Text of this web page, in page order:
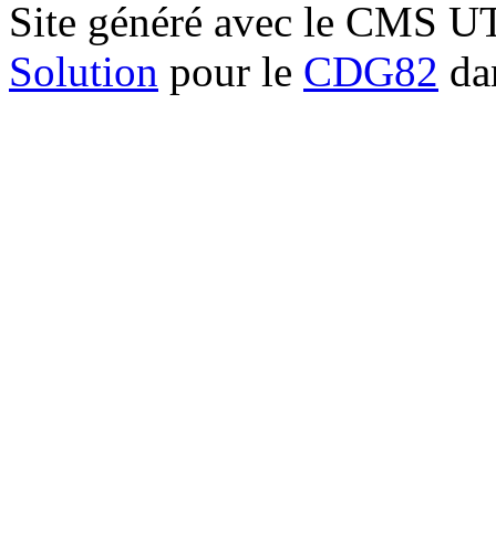
Site généré avec le CMS
Solution pour le CDG82